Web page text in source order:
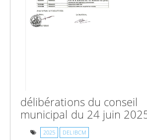
délibérations du conseil
municipal du 24 juin
2025 DELIBCM